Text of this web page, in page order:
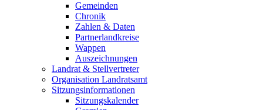
Gemeinden
Chronik
Zahlen & Daten
Partnerlandkreise
Wappen
Auszeichnungen
Landrat & Stellvertreter
Organisation Landratsamt
Sitzungsinformationen
Sitzungskalender